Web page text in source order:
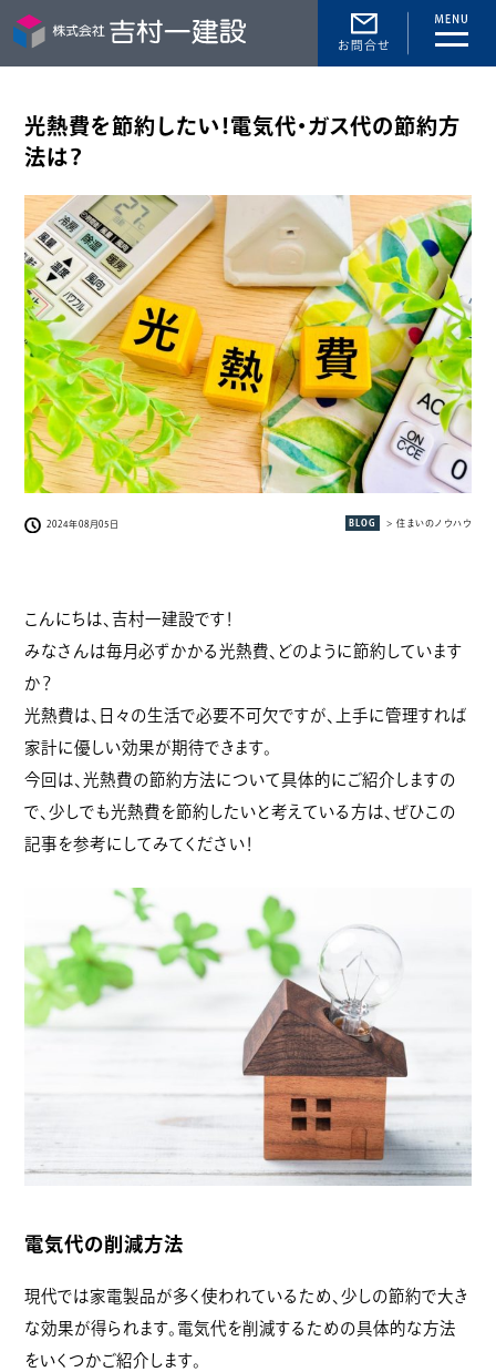
toggle
光熱費を節約したい！電気代・ガス代の節約方
法は？
2024年08月05日 BLOG > 住まいのノウハウ
こんにちは、吉村一建設です！
みなさんは毎月必ずかかる光熱費、どのように節約しています
か？
光熱費は、日々の生活で必要不可欠ですが、上手に管理すれば
家計に優しい効果が期待できます。
今回は、光熱費の節約方法について具体的にご紹介しますの
で、少しでも光熱費を節約したいと考えている方は、ぜひこの
記事を参考にしてみてください！
電気代の削減方法
現代では家電製品が多く使われているため、少しの節約で大き
な効果が得られます。電気代を削減するための具体的な方法
をいくつかご紹介します。